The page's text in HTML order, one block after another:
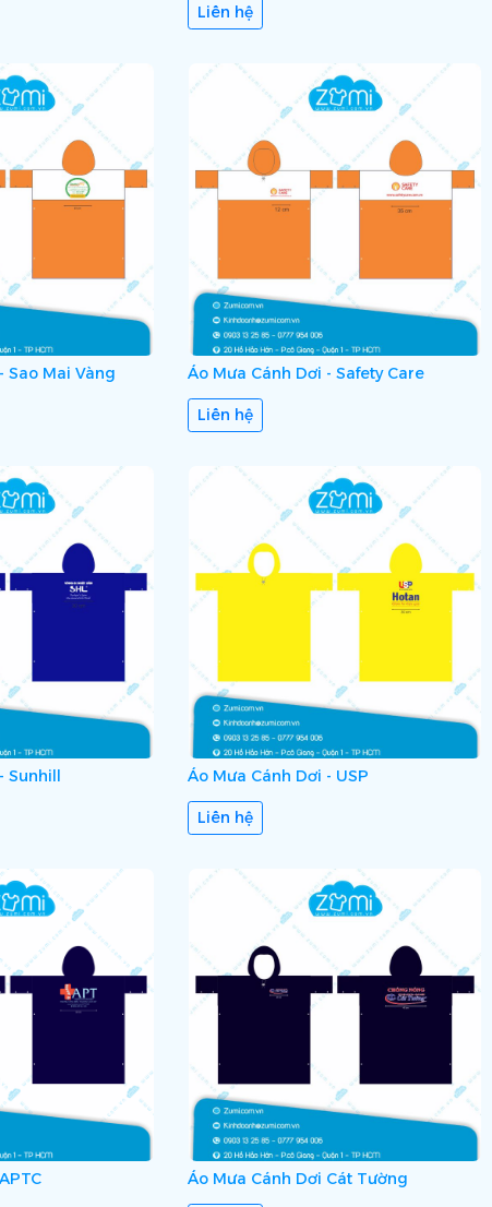
Liên hệ
Sao Mai Vàng Áo Mưa Cánh Dơi - Safety Care
Liên hệ
Sunhill Áo Mưa Cánh Dơi - USP
Liên hệ
Áo Mưa Cánh Dơi Cát Tường